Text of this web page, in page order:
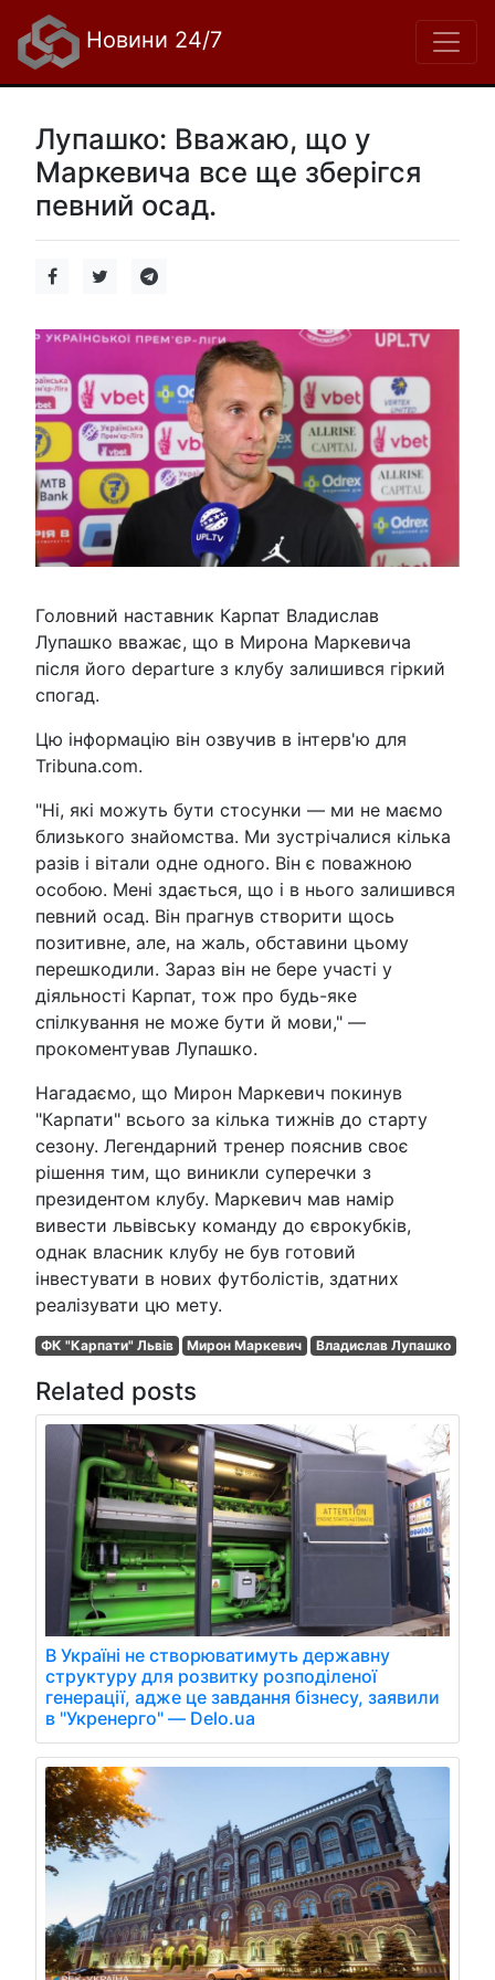
Новини 24/7
Лупашко: Вважаю, що у
Маркевича все ще зберігся
певний осад.
Головний наставник Карпат Владислав
Лупашко вважає, що в Мирона Маркевича
після його departure з клубу залишився гіркий
спогад.
Цю інформацію він озвучив в інтерв'ю для
Tribuna.com.
"Ні, які можуть бути стосунки — ми не маємо
близького знайомства. Ми зустрічалися кілька
разів і вітали одне одного. Він є поважною
особою. Мені здається, що і в нього залишився
певний осад. Він прагнув створити щось
позитивне, але, на жаль, обставини цьому
перешкодили. Зараз він не бере участі у
діяльності Карпат, тож про будь-яке
спілкування не може бути й мови," —
прокоментував Лупашко.
Нагадаємо, що Мирон Маркевич покинув
"Карпати" всього за кілька тижнів до старту
сезону. Легендарний тренер пояснив своє
рішення тим, що виникли суперечки з
президентом клубу. Маркевич мав намір
вивести львівську команду до єврокубків,
однак власник клубу не був готовий
інвестувати в нових футболістів, здатних
реалізувати цю мету.
ФК "Карпати" Львів Мирон Маркевич Владислав Лупашко
Related posts
В Україні не створюватимуть державну
структуру для розвитку розподіленої
генерації, адже це завдання бізнесу, заявили
в "Укренерго" — Delo.ua